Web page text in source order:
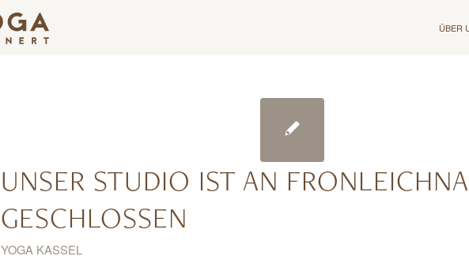
ÜBER
UNSER STUDIO IST AN
GESCHLOSSEN
YOGA KASSEL